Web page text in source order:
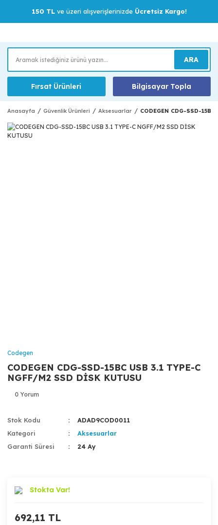
150 TLve üzeri alışverişlerinizde Ücretsiz Kargo!
ARA
Fırsat Ürünleri Bilgisayar Topla
Anasayfa Güvenlik Ürünleri Aksesuarlar CODEGEN CDG-SSD-
Codegen
CODEGEN CDG-SSD-15BC USB 3.1 TYPE-C
NGFF/M2 SSD DİSK KUTUSU
0 Yorum
Stok Kodu
ADAD9COD0011
Kategori
Aksesuarlar
Garanti Süresi
24 Ay
Stokta Var!
692,11 TL